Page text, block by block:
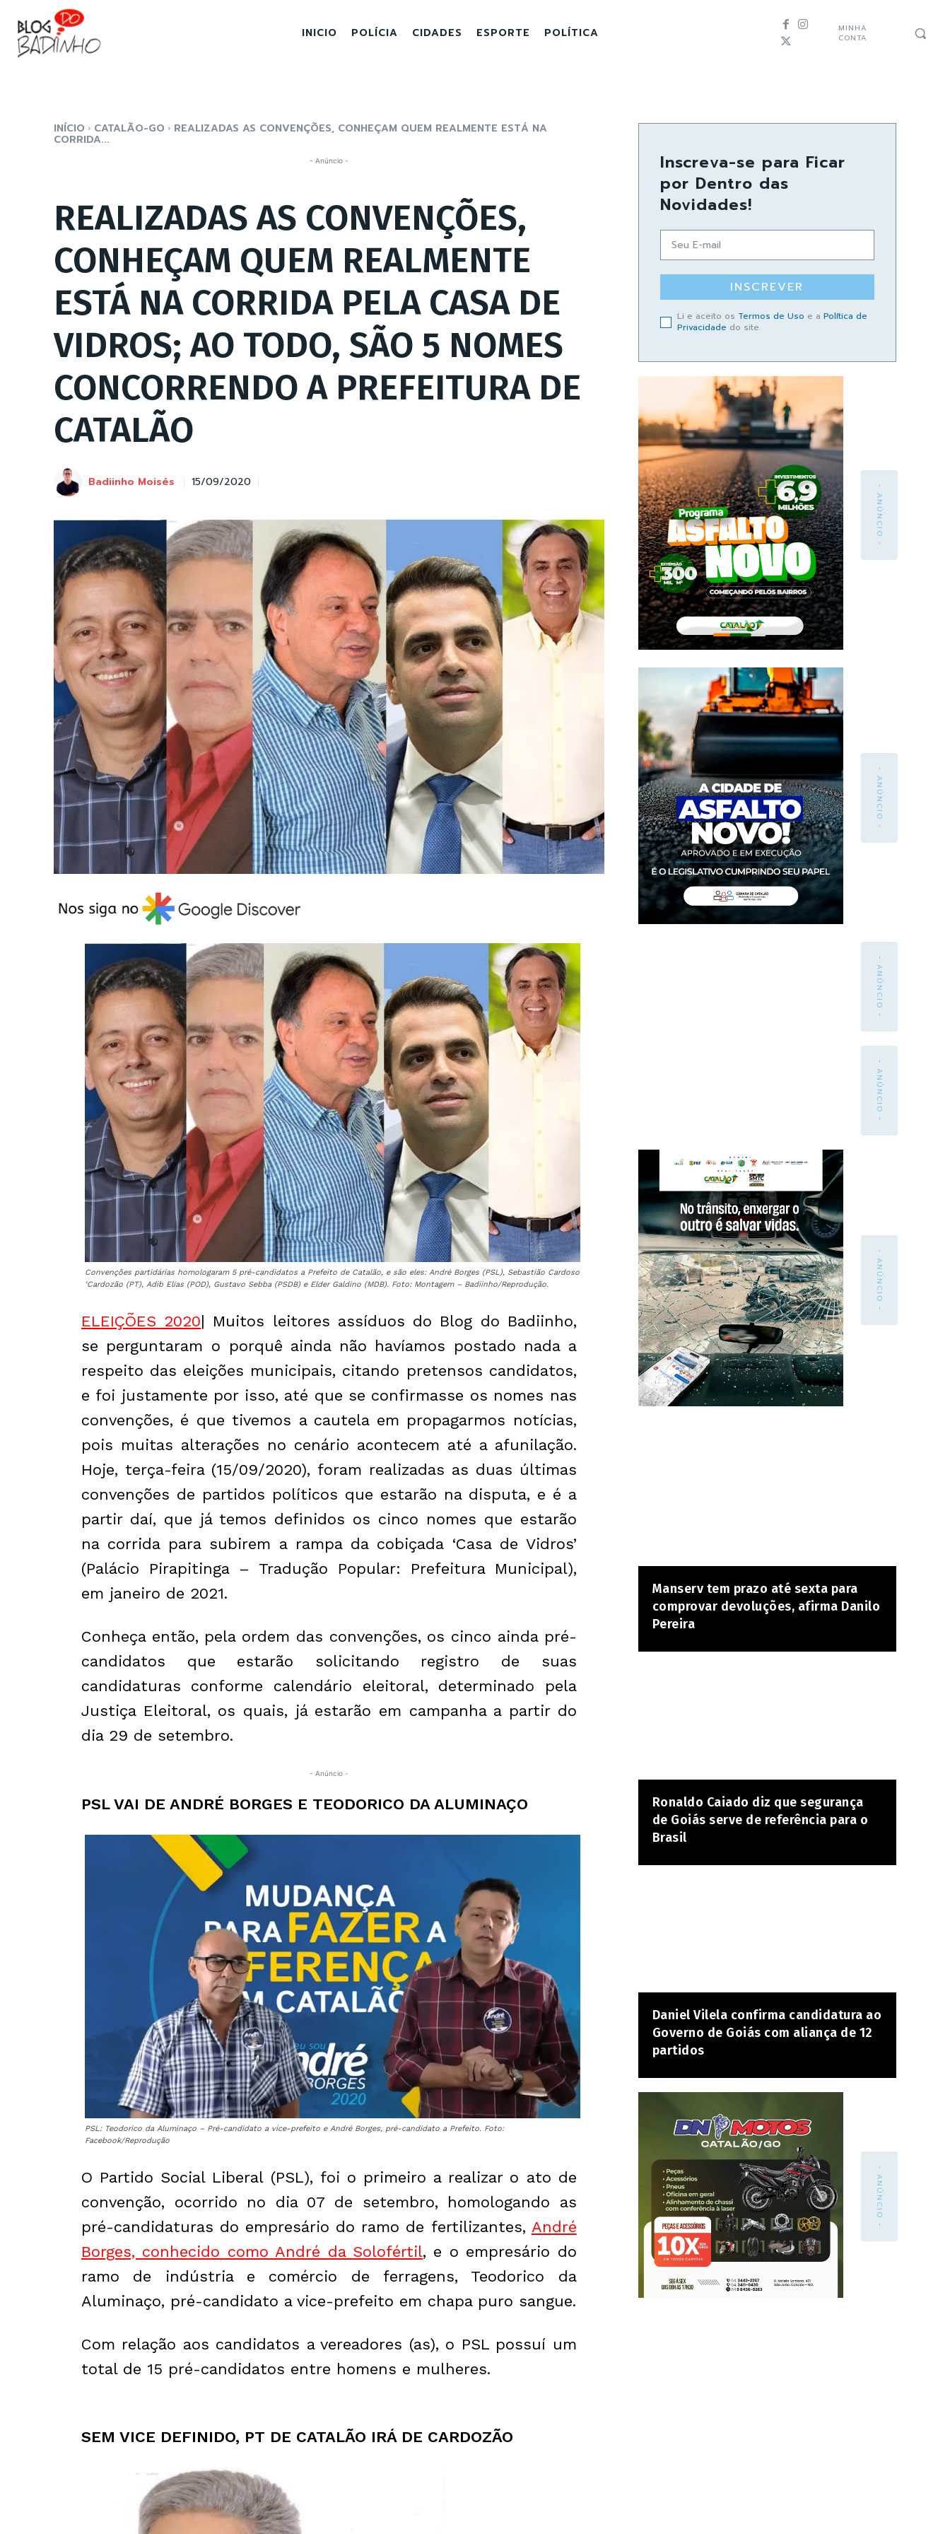
INICIO POLÍCIA CIDADES ESPORTE POLÍTICA
MINHA
CONTA
INÍCIO CATALÃO-GO REALIZADAS AS CONVENÇÕES, CONHEÇAM QUEM REALMENTE ESTÁ NA
CORRIDA...
- Anúncio -
REALIZADAS AS CONVENÇÕES,
CONHEÇAM QUEM REALMENTE
ESTÁ NA CORRIDA PELA CASA DE
VIDROS; AO TODO, SÃO 5 NOMES
CONCORRENDO A PREFEITURA DE
CATALÃO
Badiinho Moisés 15/09/2020
Convenções partidárias homologaram 5 pré-candidatos a Prefeito de Catalão, e são eles: André Borges (PSL), Sebastião Cardoso
‘Cardozão (PT), Adib Elias (POD), Gustavo Sebba (PSDB) e Elder Galdino (MDB). Foto: Montagem – Badiinho/Reprodução.
ELEIÇÕES 2020| Muitos leitores assíduos do Blog do Badiinho,
se perguntaram o porquê ainda não havíamos postado nada a
respeito das eleições municipais, citando pretensos candidatos,
e foi justamente por isso, até que se confirmasse os nomes nas
convenções, é que tivemos a cautela em propagarmos notícias,
pois muitas alterações no cenário acontecem até a afunilação.
Hoje, terça-feira (15/09/2020), foram realizadas as duas últimas
convenções de partidos políticos que estarão na disputa, e é a
partir daí, que já temos definidos os cinco nomes que estarão
na corrida para subirem a rampa da cobiçada ‘Casa de Vidros’
(Palácio Pirapitinga – Tradução Popular: Prefeitura Municipal),
em janeiro de 2021.
Conheça então, pela ordem das convenções, os cinco ainda pré-
candidatos que estarão solicitando registro de suas
candidaturas conforme calendário eleitoral, determinado pela
Justiça Eleitoral, os quais, já estarão em campanha a partir do
dia 29 de setembro.
- Anúncio -
PSL VAI DE ANDRÉ BORGES E TEODORICO DA ALUMINAÇO
PSL: Teodorico da Aluminaço – Pré-candidato a vice-prefeito e André Borges, pré-candidato a Prefeito. Foto:
Facebook/Reprodução
O Partido Social Liberal (PSL), foi o primeiro a realizar o ato de
convenção, ocorrido no dia 07 de setembro, homologando as
pré-candidaturas do empresário do ramo de fertilizantes, André
Borges, conhecido como André da Solofértil, e o empresário do
ramo de indústria e comércio de ferragens, Teodorico da
Aluminaço, pré-candidato a vice-prefeito em chapa puro sangue.
Com relação aos candidatos a vereadores (as), o PSL possuí um
total de 15 pré-candidatos entre homens e mulheres.
SEM VICE DEFINIDO, PT DE CATALÃO IRÁ DE CARDOZÃO
Inscreva-se para Ficar
por Dentro das
Novidades!
INSCREVER
Li e aceito os Termos de Uso e a Política de
Privacidade do site.
- ANÚNCIO -
- ANÚNCIO -
- ANÚNCIO -
- ANÚNCIO -
- ANÚNCIO -
Manserv tem prazo até sexta para
comprovar devoluções, afirma Danilo
Pereira
Ronaldo Caiado diz que segurança
de Goiás serve de referência para o
Brasil
Daniel Vilela confirma candidatura ao
Governo de Goiás com aliança de 12
partidos
- ANÚNCIO -